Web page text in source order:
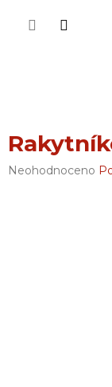
Průměrné
Neohodnoceno